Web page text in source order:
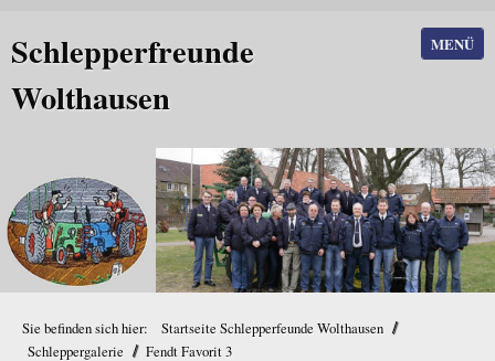
MENÜ
Schlepperfreunde
Wolthausen
Sie befinden sich hier: Startseite Schlepperfeunde Wolthausen /
Schleppergalerie / Fendt Favorit 3